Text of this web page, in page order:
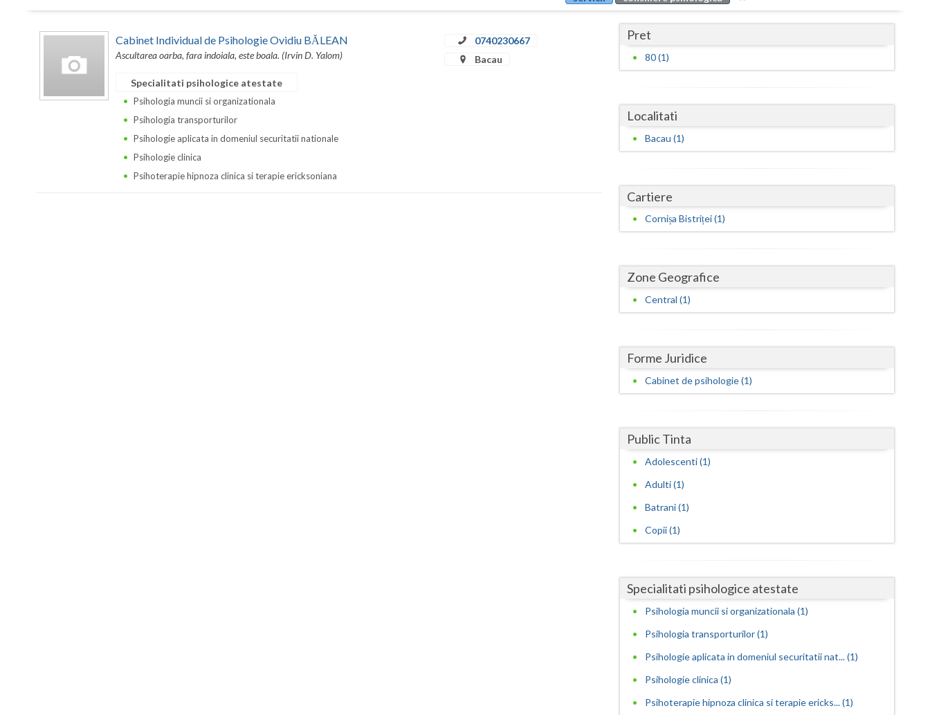
Buzau
Galati
Harghita
Iasi
Maramures
Prahova
Salaj
Sibiu
Suceava
Cabinet Individual de Psihologie Ovidiu BĂLEAN
Ascultarea oarba, fara indoiala, este boala. (Irvin D. Yalom)
0740230667
Bacau
Specialitati psihologice atestate
Psihologia muncii si organizationala
Psihologia transporturilor
Psihologie aplicata in domeniul securitatii nationale
Psihologie clinica
Psihoterapie hipnoza clinica si terapie ericksoniana
Pret
80 (1)
Localitati
Bacau (1)
Cartiere
Cornișa Bistriței (1)
Zone Geografice
Central (1)
Forme Juridice
Cabinet de psihologie (1)
Public Tinta
Adolescenti (1)
Adulti (1)
Batrani (1)
Copii (1)
Specialitati psihologice atestate
Psihologia muncii si organizationala (1)
Psihologia transporturilor (1)
Psihologie aplicata in domeniul securitatii nat... (1)
Psihologie clinica (1)
Psihoterapie hipnoza clinica si terapie ericks... (1)